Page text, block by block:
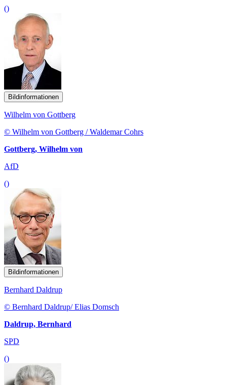
()
Bildinformationen
Wilhelm von Gottberg
© Wilhelm von Gottberg / Waldemar Cohrs
Gottberg, Wilhelm von
AfD
()
Bildinformationen
Bernhard Daldrup
© Bernhard Daldrup/ Elias Domsch
Daldrup, Bernhard
SPD
()